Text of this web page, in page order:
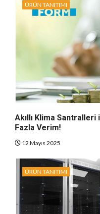
ÜRÜN TANITIMI
Akıllı Klima
Fazla Verim!
12 Mayıs 2025
ÜRÜN TANITIMI